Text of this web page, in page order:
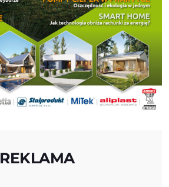
REKLAMA